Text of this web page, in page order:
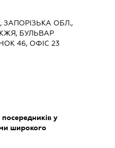
ЗАПОРІЗЬКА ОБЛ.,
БУЛЬВАР
46, ОФІС 23
посередників у
широкого